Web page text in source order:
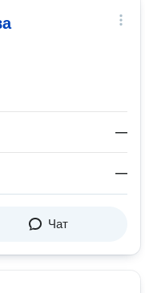
—
—
Чат